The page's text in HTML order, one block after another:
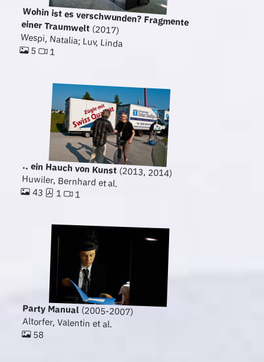
Wohin ist es verschwunden? Fragmente
einer Traumwelt(2017)
Wespi, Natalia; Luv, Linda
5 1
.. ein Hauch von Kunst(2013, 2014)
Huwiler, Bernhard et al.
43 1 1
Party Manual (2005-2007)
Altorfer, Valentin et al.
58